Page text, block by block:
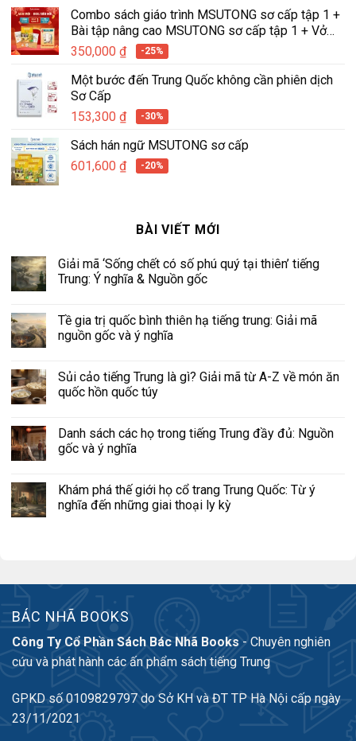
Combo sách giáo trình MSUTONG sơ cấp tập 1 +
Bài tập nâng cao MSUTONG sơ cấp tập 1 + Vở
tập viết hán ngữ tích hợp MSUTONG tập 1
350,000 ₫ -25%
Một bước đến Trung Quốc không cần phiên dịch
Sơ Cấp
153,300 ₫ -30%
Sách hán ngữ MSUTONG sơ cấp
601,600 ₫ -20%
BÀI VIẾT MỚI
Giải mã ‘Sống chết có số phú quý tại thiên’ tiếng
Trung: Ý nghĩa & Nguồn gốc
Tề gia trị quốc bình thiên hạ tiếng trung: Giải mã
nguồn gốc và ý nghĩa
Sủi cảo tiếng Trung là gì? Giải mã từ A-Z về món ăn
quốc hồn quốc túy
Danh sách các họ trong tiếng Trung đầy đủ: Nguồn
gốc và ý nghĩa
Khám phá thế giới họ cổ trang Trung Quốc: Từ ý
nghĩa đến những giai thoại ly kỳ
BÁC NHÃ BOOKS
Công Ty Cổ Phần Sách Bác Nhã Books - Chuyên nghiên
cứu và phát hành các ấn phẩm sách tiếng Trung
GPKD số 0109829797 do Sở KH và ĐT TP Hà Nội cấp ngày
23/11/2021